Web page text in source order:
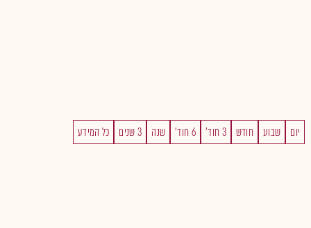
יום שבוע חודש 3 חוד' 6 חוד' שנה 3 שנים כל המידע